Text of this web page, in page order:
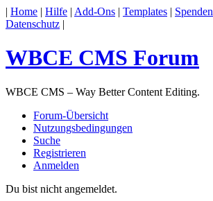
| Home | Hilfe | Add-Ons | Templates | Spenden
Datenschutz |
WBCE CMS Forum
WBCE CMS – Way Better Content Editing.
Forum-Übersicht
Nutzungsbedingungen
Suche
Registrieren
Anmelden
Du bist nicht angemeldet.